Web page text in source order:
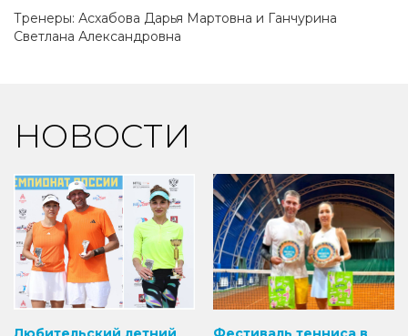
Тренеры: Асхабова Дарья Мартовна и Ганчурина
Светлана Александровна
НОВОСТИ